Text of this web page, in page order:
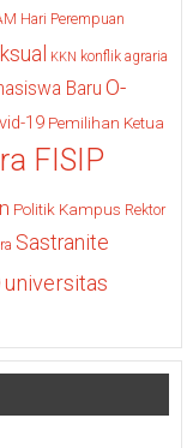
Hari Perempuan
KKN konflik agraria
Baru O-
19 Pemilihan Ketua
FISIP
Politik Kampus Rektor
Sastranite
universitas